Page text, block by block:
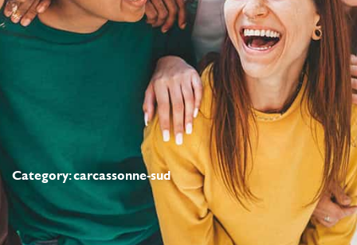
Category: carcassonne-sud